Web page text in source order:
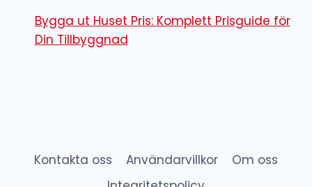
Bygga ut Huset Pris: Komplett Prisguide för
Din Tillbyggnad
Kontakta oss Användarvillkor
Om oss